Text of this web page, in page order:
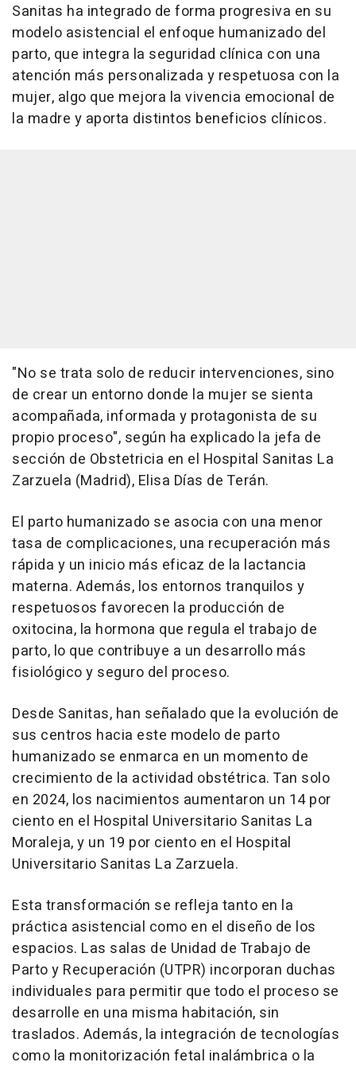
Sanitas ha integrado de forma progresiva en su
modelo asistencial el enfoque humanizado del
parto, que integra la seguridad clínica con una
atención más personalizada y respetuosa con la
mujer, algo que mejora la vivencia emocional de
la madre y aporta distintos beneficios clínicos.
"No se trata solo de reducir intervenciones, sino
de crear un entorno donde la mujer se sienta
acompañada, informada y protagonista de su
propio proceso", según ha explicado la jefa de
sección de Obstetricia en el Hospital Sanitas La
Zarzuela (Madrid), Elisa Días de Terán.
El parto humanizado se asocia con una menor
tasa de complicaciones, una recuperación más
rápida y un inicio más eficaz de la lactancia
materna. Además, los entornos tranquilos y
respetuosos favorecen la producción de
oxitocina, la hormona que regula el trabajo de
parto, lo que contribuye a un desarrollo más
fisiológico y seguro del proceso.
Desde Sanitas, han señalado que la evolución de
sus centros hacia este modelo de parto
humanizado se enmarca en un momento de
crecimiento de la actividad obstétrica. Tan solo
en 2024, los nacimientos aumentaron un 14 por
ciento en el Hospital Universitario Sanitas La
Moraleja, y un 19 por ciento en el Hospital
Universitario Sanitas La Zarzuela.
Esta transformación se refleja tanto en la
práctica asistencial como en el diseño de los
espacios. Las salas de Unidad de Trabajo de
Parto y Recuperación (UTPR) incorporan duchas
individuales para permitir que todo el proceso se
desarrolle en una misma habitación, sin
traslados. Además, la integración de tecnologías
como la monitorización fetal inalámbrica o la